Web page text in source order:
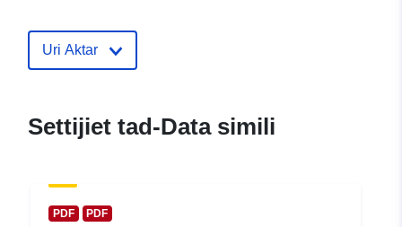
Indirizz Elettroniku:
Uri Aktar
Settijiet tad-Data simili
PDF PDF